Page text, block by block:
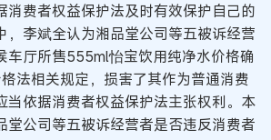
消费者权益保护法及时有效保护自己的
，李斌全认为湘品堂公司等五被诉经营
车厅所售555ml怡宝饮用纯净水价格确
法相关规定，损害了其作为普通消费
当依据消费者权益保护法主张权利。本
堂公司等五被诉经营者是否违反消费者